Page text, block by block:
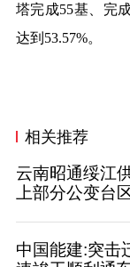
塔完成55基、完
达到53.57%。
相关推荐
云南昭通绥江
上部分公变台
中国能建:突击